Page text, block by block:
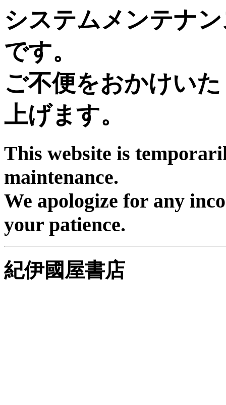
システムメンテナ
です。
ご不便をおかけい
上げます。
This website is
maintenance.
We apologize for any
your patience.
紀伊國屋書店